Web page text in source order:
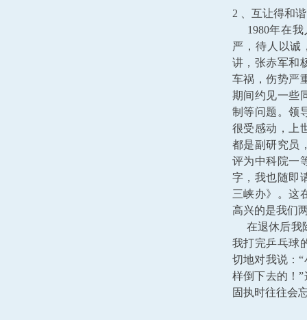
2 、互让得和
1980年在我
严，待人以诚
讲，张赤军和
车祸，伤势严
期间约见一些
制等问题。领
很受感动，上
都是副研究员
评为中科院一
字，我也随即
三峡办》。这
高兴的是我们
在退休后我
我打完乒乓球
切地对我说：
样倒下去的！
固执时往往会